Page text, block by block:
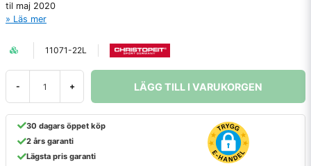
til maj 2020
Läs mer
11071-22L
- + LÄGG TILL I VARUKORGEN
30 dagars öppet köp
2 års garanti
Lägsta pris garanti